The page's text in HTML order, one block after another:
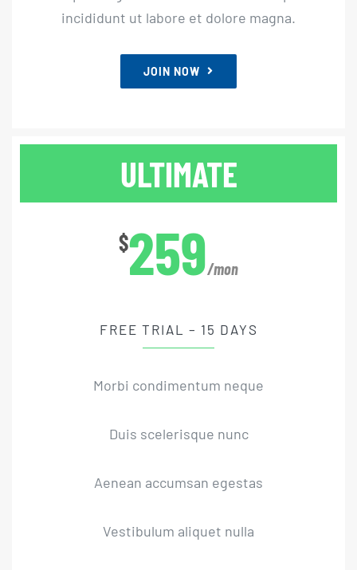
incididunt ut labore et dolore magna.
JOIN NOW
ULTIMATE
$259/mon
FREE TRIAL – 15 DAYS
Morbi condimentum neque
Duis scelerisque nunc
Aenean accumsan egestas
Vestibulum aliquet nulla